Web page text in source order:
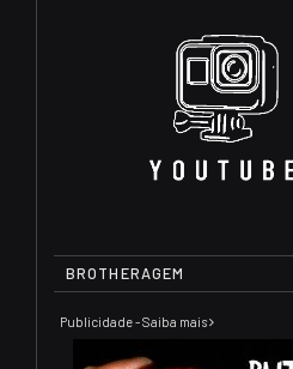
BROTHERAGEM
Publicidade - Saiba mais